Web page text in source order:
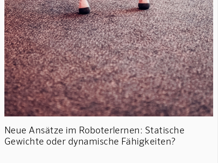
Neue Ansätze im Roboterlernen: Statische
Gewichte oder dynamische Fähigkeiten?